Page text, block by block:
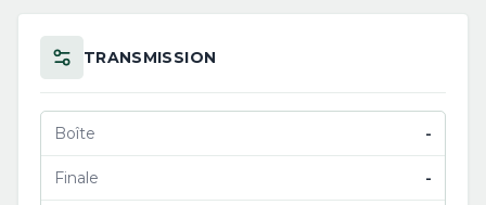
TRANSMISSION
Boîte -
Finale -